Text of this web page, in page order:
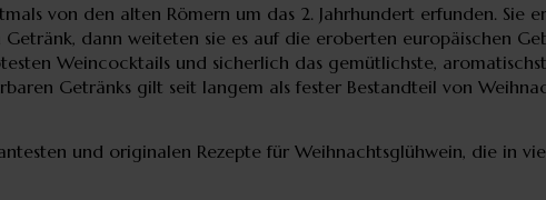
von den alten Römern um das 2. Jahrhundert erfunden. Sie
dann weiteten sie es auf die eroberten europäischen
Weincocktails und sicherlich das gemütlichste,
Getränks gilt seit langem als fester Bestandteil von
und originalen Rezepte für Weihnachtsglühwein, die in